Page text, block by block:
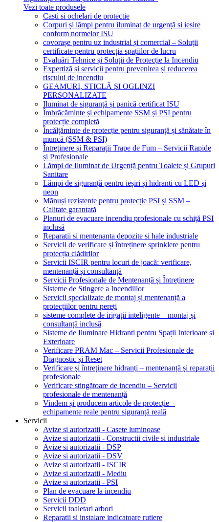
Vezi toate produsele
Casti si ochelari de protectie
Corpuri și lămpi pentru iluminat de urgență si iesire
conform normelor ISU
covorașe pentru uz industrial și comercial – Soluții
certificate pentru protecția spațiilor de lucru
Evaluări Tehnice și Soluții de Protecție la Incendiu
Expertiză și servicii pentru prevenirea și reducerea
riscului de incendiu
GEAMURI, STICLĂ ŞI OGLINZI
PERSONALIZATE
Iluminat de siguranță și panică certificat ISU
Îmbrăcăminte și echipamente SSM și PSI pentru
protecție completă
Încălțăminte de protecție pentru siguranță și sănătate în
muncă (SSM & PSI)
Întreținere și Reparații Trape de Fum – Servicii Rapide
și Profesionale
Lămpi de Iluminat de Urgență pentru Toalete și Grupuri
Sanitare
Lămpi de siguranță pentru ieșiri și hidranti cu LED și
neon
Mănuși rezistente pentru protecție PSI și SSM –
Calitate garantată
Planuri de evacuare incendiu profesionale cu schiță PSI
inclusă
Reparatii si mentenanta depozite si hale industriale
Servicii de verificare și întreținere sprinklere pentru
protecția clădirilor
Servicii ISCIR pentru locuri de joacă: verificare,
mentenanță și consultanță
Servicii Profesionale de Mentenanță și Întreținere
Sisteme de Stingere a Incendiilor
Servicii specializate de montaj și mentenanță a
protecțiilor pentru pereți
sisteme complete de irigații inteligente – montaj și
consultanță inclusă
Sisteme de Iluminare Hidranti pentru Spații Interioare și
Exterioare
Verificare PRAM Mac – Servicii Profesionale de
Diagnostic și Reset
Verificare și întreținere hidranți – mentenanță și reparații
profesionale
Verificare stingătoare de incendiu – Servicii
profesionale de mentenanță
Vindem și producem articole de protecție –
echipamente reale pentru siguranță reală
Servicii
Avize si autorizatii - Casete luminoase
Avize si autorizatii - Constructii civile si industriale
Avize si autorizatii - DSP
Avize si autorizatii - DSV
Avize si autorizatii - ISCIR
Avize si autorizatii - Mediu
Avize si autorizatii - PSI
Plan de evacuare la incendiu
Servicii DDD
Servicii toaletari arbori
Reparatii si instalare indicatoare rutiere